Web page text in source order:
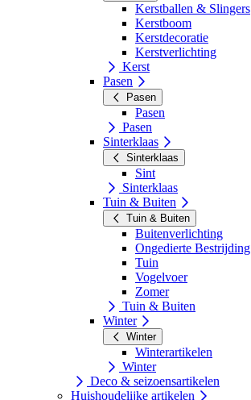
Kerstballen & Slingers
Kerstboom
Kerstdecoratie
Kerstverlichting
Kerst
Pasen
Pasen
Pasen
Pasen
Sinterklaas
Sinterklaas
Sint
Sinterklaas
Tuin & Buiten
Tuin & Buiten
Buitenverlichting
Ongedierte Bestrijding
Tuin
Vogelvoer
Zomer
Tuin & Buiten
Winter
Winter
Winterartikelen
Winter
Deco & seizoensartikelen
Huishoudelijke artikelen